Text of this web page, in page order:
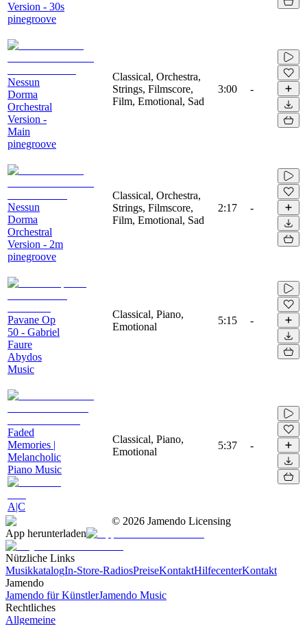
Version - 30s
pinegroove
Nessun
Dorma
Orchestral
Version -
Main
pinegroove
Classical, Orchestra,
Strings, Filmscore,
Film, Emotional, Sad
3:00 -
Nessun
Dorma
Orchestral
Version - 2m
pinegroove
Classical, Orchestra,
Strings, Filmscore,
Film, Emotional, Sad
2:17 -
Pavane Op
50 - Gabriel
Faure
Abydos
Music
Classical, Piano,
Emotional
5:15 -
Faded
Memories |
Melancholic
Piano Music
A|C
Classical, Piano,
Emotional
5:37 -
© 2026 Jamendo Licensing
App herunterladen
Nützliche Links
MusikkatalogIn-Store-RadiosPreiseKontaktHilfecenterKontakt
Jamendo
Jamendo für KünstlerJamendo Music
Rechtliches
Allgemeine